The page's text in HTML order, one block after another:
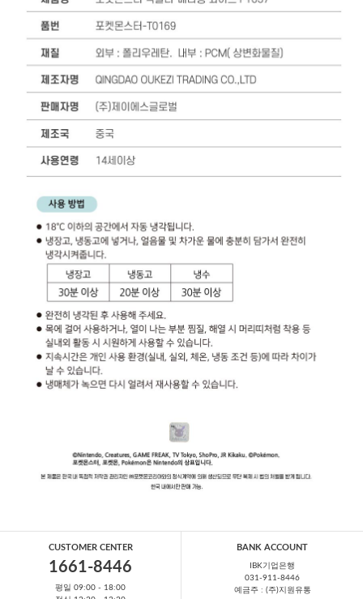
CUSTOMER CENTER
1661-8446
평일 09:00 - 18:00
BANK ACCOUNT
IBK기업은행
031-911-8446
예금주 : (주)지원유통